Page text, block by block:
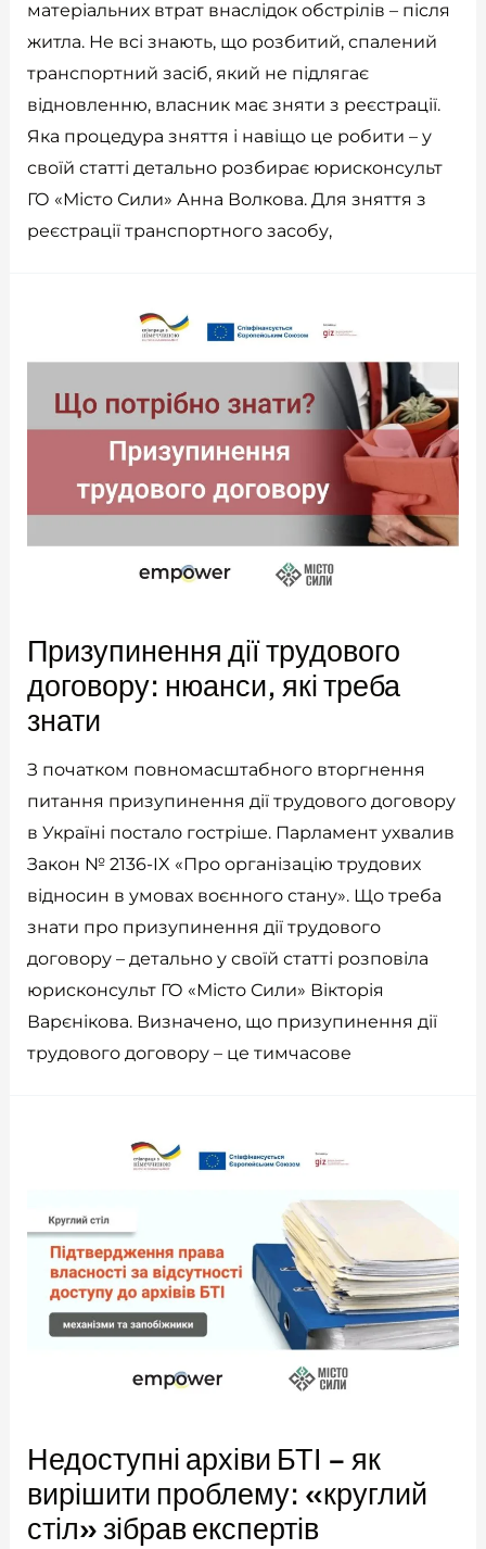
матеріальних втрат внаслідок обстрілів – після
житла. Не всі знають, що розбитий, спалений
транспортний засіб, який не підлягає
відновленню, власник має зняти з реєстрації.
Яка процедура зняття і навіщо це робити – у
своїй статті детально розбирає юрисконсульт
ГО «Місто Сили» Анна Волкова. Для зняття з
реєстрації транспортного засобу,
Призупинення дії трудового
договору: нюанси, які треба
знати
З початком повномасштабного вторгнення
питання призупинення дії трудового договору
в Україні постало гостріше. Парламент ухвалив
Закон № 2136-IX «Про організацію трудових
відносин в умовах воєнного стану». Що треба
знати про призупинення дії трудового
договору – детально у своїй статті розповіла
юрисконсульт ГО «Місто Сили» Вікторія
Варєнікова. Визначено, що призупинення дії
трудового договору – це тимчасове
Недоступні архіви БТІ – як
вирішити проблему: «круглий
стіл» зібрав експертів